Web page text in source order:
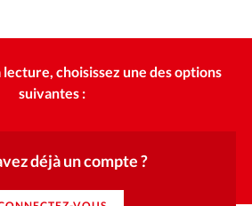
Foi Génération réveil
Monde
Relations Aujourd'hui
des Eglises
choisissez une des options
suivantes :
déjà un compte ?